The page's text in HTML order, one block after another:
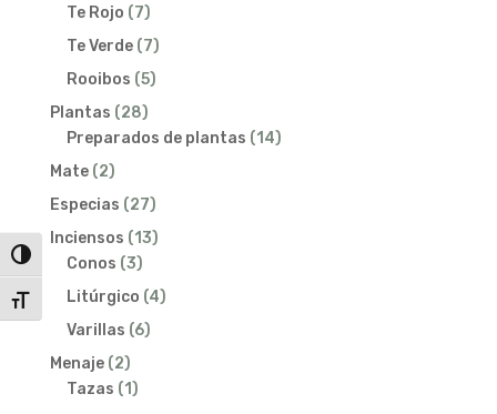
Alternar alto contraste
Alternar tamaño de letra
Te Rojo 77
productos
Te Verde 77
productos
Rooibos 55
Plantas 2828
productos
Preparados de plantas 1414
Mate 22
productos
Especias 2727
productos
Inciensos 1313
Conos 33
productos
Litúrgico 44
Varillas 66
Menaje 22
productos
Tazas 11